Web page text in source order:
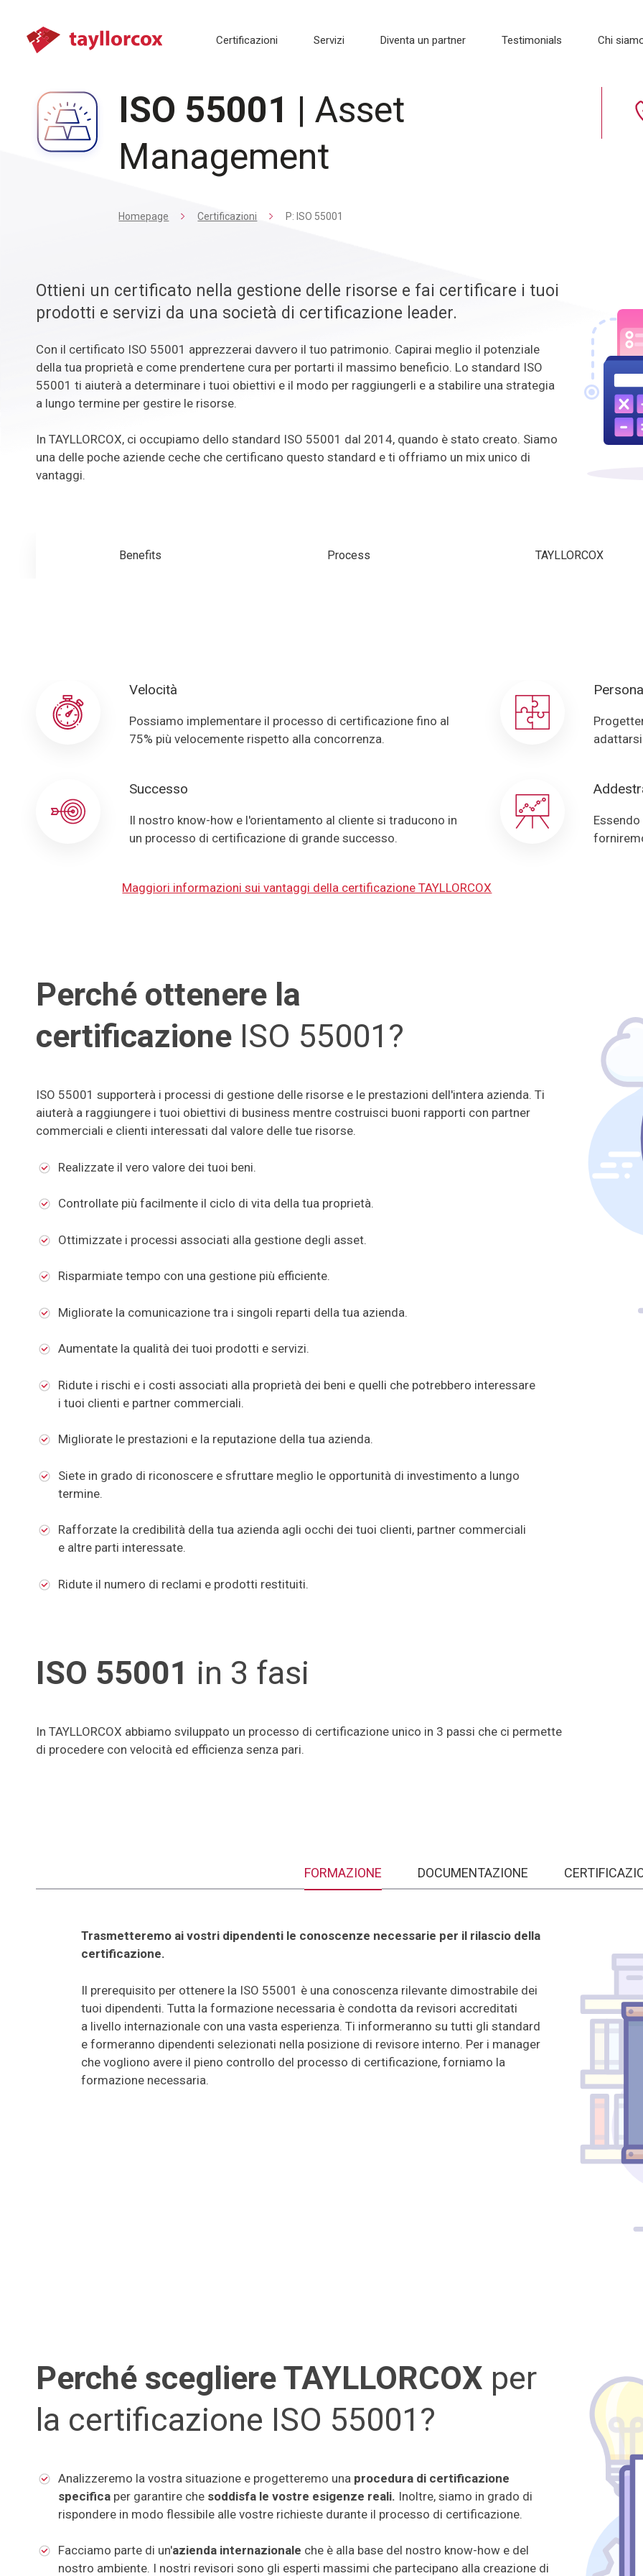
Certificazioni Servizi Diventa un partner Testimonials Chi
ISO 55001 | Asset
Management
Homepage Certificazioni P: ISO 55001
Ottieni un certificato nella gestione delle risorse e fai certificare i tuoi
prodotti e servizi da una società di certificazione leader.
Con il certificato ISO 55001 apprezzerai davvero il tuo patrimonio. Capirai meglio il potenziale
della tua proprietà e come prendertene cura per portarti il ​​massimo beneficio. Lo standard ISO
55001 ti aiuterà a determinare i tuoi obiettivi e il modo per raggiungerli e a stabilire una strategia
a lungo termine per gestire le risorse.
In TAYLLORCOX, ci occupiamo dello standard ISO 55001 dal 2014, quando è stato creato. Siamo
una delle poche aziende ceche che certificano questo standard e ti offriamo un mix unico di
vantaggi.
Benefits Process TAYLLORCOX
Velocità
Possiamo implementare il processo di certificazione fino al
75% più velocemente rispetto alla concorrenza.
Successo
Il nostro know-how e l'orientamento al cliente si traducono in
un processo di certificazione di grande successo.
Maggiori informazioni sui vantaggi della certificazione TAYLLORCOX
Perché ottenere la
certificazione ISO 55001?
ISO 55001 supporterà i processi di gestione delle risorse e le prestazioni dell'intera azienda. Ti
aiuterà a raggiungere i tuoi obiettivi di business mentre costruisci buoni rapporti con partner
commerciali e clienti interessati dal valore delle tue risorse.
Realizzate il vero valore dei tuoi beni.
Controllate più facilmente il ciclo di vita della tua proprietà.
Ottimizzate i processi associati alla gestione degli asset.
Risparmiate tempo con una gestione più efficiente.
Migliorate la comunicazione tra i singoli reparti della tua azienda.
Aumentate la qualità dei tuoi prodotti e servizi.
Ridute i rischi e i costi associati alla proprietà dei beni e quelli che potrebbero interessare
i tuoi clienti e partner commerciali.
Migliorate le prestazioni e la reputazione della tua azienda.
Siete in grado di riconoscere e sfruttare meglio le opportunità di investimento a lungo
termine.
Rafforzate la credibilità della tua azienda agli occhi dei tuoi clienti, partner commerciali
e altre parti interessate.
Ridute il numero di reclami e prodotti restituiti.
ISO 55001 in 3 fasi
In TAYLLORCOX abbiamo sviluppato un processo di certificazione unico in 3 passi che ci permette
di procedere con velocità ed efficienza senza pari.
FORMAZIONE DOCUMENTAZIONE
Trasmetteremo ai vostri dipendenti le conoscenze necessarie per il rilascio della
certificazione.
Il prerequisito per ottenere la ISO 55001 è una conoscenza rilevante dimostrabile dei
tuoi dipendenti. Tutta la formazione necessaria è condotta da revisori accreditati
a livello internazionale con una vasta esperienza. Ti informeranno su tutti gli standard
e formeranno dipendenti selezionati nella posizione di revisore interno. Per i manager
che vogliono avere il pieno controllo del processo di certificazione, forniamo la
formazione necessaria.
Perché scegliere TAYLLORCOX per
la certificazione ISO 55001?
Analizzeremo la vostra situazione e progetteremo una procedura di certificazione
specifica per garantire che soddisfa le vostre esigenze reali. Inoltre, siamo in grado di
rispondere in modo flessibile alle vostre richieste durante il processo di certificazione.
Facciamo parte di un'azienda internazionale che è alla base del nostro know-how e del
nostro ambiente. I nostri revisori sono gli esperti massimi che partecipano alla creazione di